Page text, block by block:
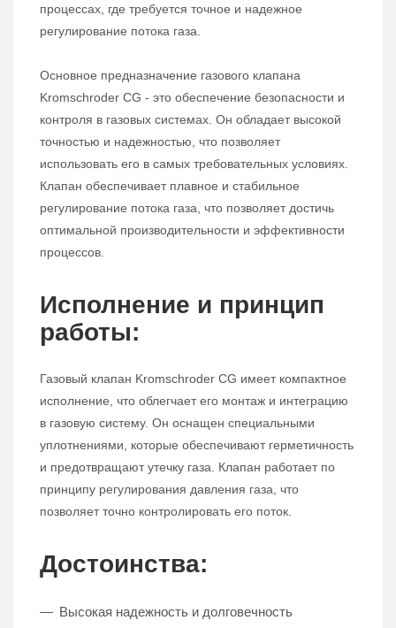
процессах, где требуется точное и надежное
регулирование потока газа.
Основное предназначение газового клапана
Kromschroder CG - это обеспечение безопасности и
контроля в газовых системах. Он обладает высокой
точностью и надежностью, что позволяет
использовать его в самых требовательных условиях.
Клапан обеспечивает плавное и стабильное
регулирование потока газа, что позволяет достичь
оптимальной производительности и эффективности
процессов.
Исполнение и принцип
работы:
Газовый клапан Kromschroder CG имеет компактное
исполнение, что облегчает его монтаж и интеграцию
в газовую систему. Он оснащен специальными
уплотнениями, которые обеспечивают герметичность
и предотвращают утечку газа. Клапан работает по
принципу регулирования давления газа, что
позволяет точно контролировать его поток.
Достоинства:
Высокая надежность и долговечность